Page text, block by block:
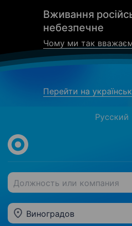
Вживання
небезпечне
Чому ми так
Перейти на
Русский
Должность или компания
Виноградов